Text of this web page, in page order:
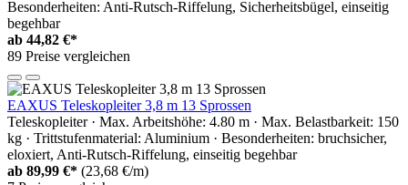
Besonderheiten: Anti-Rutsch-Riffelung, Sicherheitsbügel, einseitig
begehbar
ab 44,82 €*
89 Preise vergleichen
EAXUS Teleskopleiter 3,8 m 13 Sprossen
Teleskopleiter · Max. Arbeitshöhe: 4.80 m · Max. Belastbarkeit: 150
kg · Trittstufenmaterial: Aluminium · Besonderheiten: bruchsicher,
eloxiert, Anti-Rutsch-Riffelung, einseitig begehbar
ab 89,99 €* (23,68 €/m)